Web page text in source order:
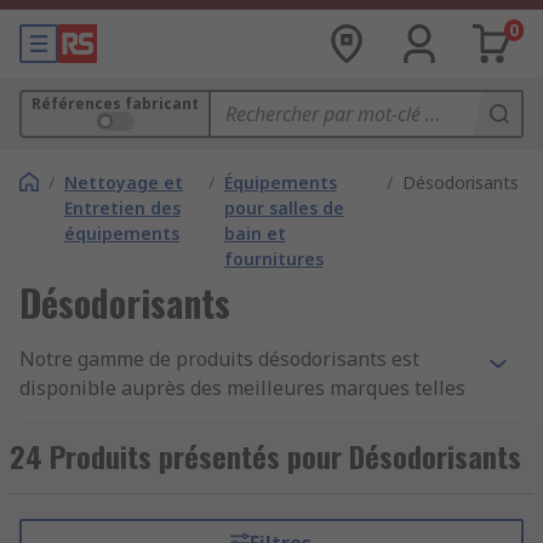
0
Références fabricant
/ Nettoyage et
Entretien des
équipements
/ Équipements
pour salles de
bain et
fournitures
/ Désodorisants
Désodorisants
Notre gamme de produits désodorisants est
disponible auprès des meilleures marques telles
Products, et est adaptée à une utilisation de
désodorisant pour les toilettes dans des
est sensible, donc le parfum des désodorisants
24 Produits présentés pour Désodorisants